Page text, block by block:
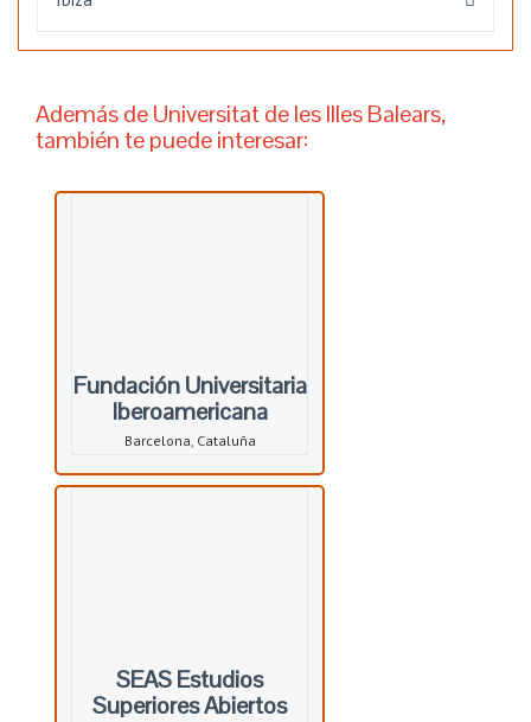
Además de Universitat de les Illes Balears,
también te puede interesar:
Fundación Universitaria
Iberoamericana
Barcelona, Cataluña
SEAS Estudios
Superiores Abiertos